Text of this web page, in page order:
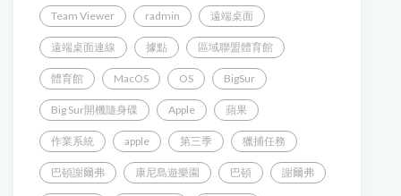
Team Viewer radmin 遠端桌面
遠端桌面連線 據點 區域聯盟體育館
體育館 MacOS OS BigSur
Big Sur開機隨身碟 Apple 蘋果
作業系統 apple 第三季 獵捕任務
巴頓謝爾弗 康尼島遊樂園 巴頓 謝爾弗